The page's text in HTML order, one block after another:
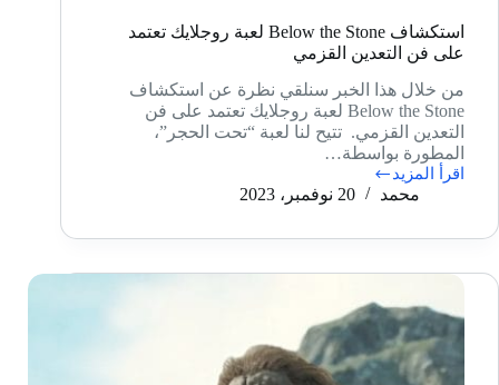
استكشاف Below the Stone لعبة روجلايك تعتمد
على فن التعدين القزمي
من خلال هذا الخبر سنلقي نظرة عن استكشاف
Below the Stone لعبة روجلايك تعتمد على فن
التعدين القزمي. تتيح لنا لعبة “تحت الحجر”،
المطورة بواسطة…
اقرأ المزيد
استكشاف
Stone
روجلايك
على
فن
التعدين
القزمي
محمد 20 نوفمبر، 2023